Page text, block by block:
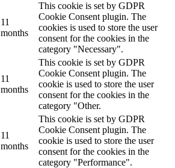
11
months
This cookie is set by GDPR
Cookie Consent plugin. The
cookies is used to store the user
consent for the cookies in the
category "Necessary".
11
months
This cookie is set by GDPR
Cookie Consent plugin. The
cookie is used to store the user
consent for the cookies in the
category "Other.
11
months
This cookie is set by GDPR
Cookie Consent plugin. The
cookie is used to store the user
consent for the cookies in the
category "Performance".